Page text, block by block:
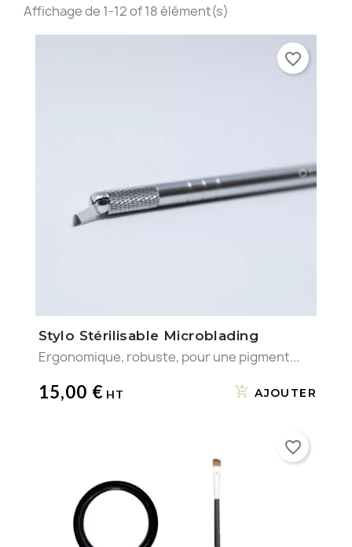
Affichage de 1-12 of 18 élément(s)
Stylo Stérilisable Microblading
Ergonomique, robuste, pour une pigment...
15,00 € AJOUTER
favorite_border
favorite_border